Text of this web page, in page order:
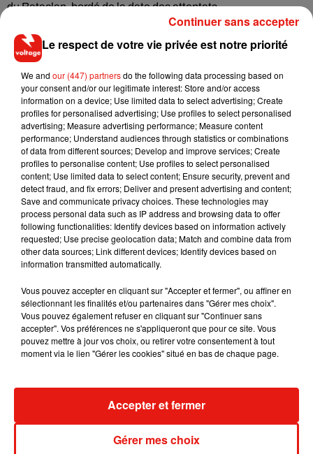
du Bataclan, bordé de la date des attentats.
Huit condamnations pour des tentatives d’escroqueries
Il avait déposé un dossier auprès du fonds d’indemnisation
des victimes. Pourtant, le jour de l’attaque, celui qui habitait
alors au Chesnay passait la soirée dans les Yvelines. En
attendant d’être jugé, il avait été écroué à la maison d’arrêt
de Bois-d’Arcy (Yvelines).
« C’est assez terrible de voir des gens profiter de la solidarité
nationale, mais cela reste extrêmement minoritaire », avait
alors réagi le Fonds de garantie, qui recense huit
condamnations pour des tentatives d’escroqueries depuis
janvier 2015.
7 août 2026
RÜFÜS DU SOL annonce un nouvel
album après sa tournée mondiale
7 août 2026
Angèle et Amélie Lens dévoilent leur
collaboration tant attendue
Le respect de votre vie privée est notre priorité
We and our (447) partnersdo the following data processing based on
your consent and/or our legitimate interest: Store and/or access
information on a device; Use limited data to select advertising; Create
profiles for personalised advertising; Use profiles to select personalised
advertising; Measure advertising performance; Measure content
performance; Understand audiences through statistics or combinations
of data from different sources; Develop and improve services; Create
profiles to personalise content; Use profiles to select personalised
content; Use limited data to select content; Ensure security, prevent and
detect fraud, and fix errors; Deliver and present advertising and content;
Save and communicate privacy choices. These technologies may
process personal data such as IP address and browsing data to offer
following functionalities: Identify devices based on information actively
requested; Use precise geolocation data; Match and combine data from
other data sources; Link different devices; Identify devices based on
information transmitted automatically.
Vous pouvez accepter en cliquant sur "Accepter et fermer", ou affiner en
sélectionnant les finalités et/ou partenaires dans "Gérer mes choix".
Vous pouvez également refuser en cliquant sur "Continuer sans
accepter". Vos préférences ne s'appliqueront que pour ce site. Vous
pouvez mettre à jour vos choix, ou retirer votre consentement à tout
moment via le lien "Gérer les cookies" situé en bas de chaque page.
Gérer mes choix
Accepter et fermer
Continuer sans accepter